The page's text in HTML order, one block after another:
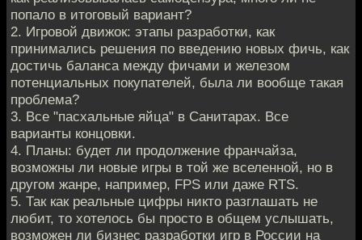
попало в итоговый вариант?
2. Игровой движок: этапы разработки, как
принимались решения по введению новых фичь, как
достичь баланса между фичами и железом
потенциальных покупателей, была ли вообще такая
проблема?
3. Все "пасхальные яйца" в Санитарах. Все
варианты концовки.
4. Планы: будет ли продолжение франчайза,
возможны ли новые игры в той же вселенной, но в
другом жанре, например, FPS или даже RTS.
5. Так как реальные цифры никто разглашать не
любит, то хотелось бы просто в общем услышать,
возможен ли бизнес разработки игр в России на